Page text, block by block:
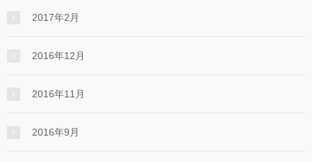
2017年2月
2016年12月
2016年11月
2016年9月